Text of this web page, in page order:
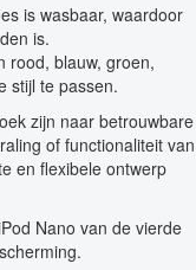
is wasbaar, waardoor
is.
rood, blauw, groen,
stijl te passen.
zijn naar betrouwbare
of functionaliteit van
en flexibele ontwerp
Nano van de vierde